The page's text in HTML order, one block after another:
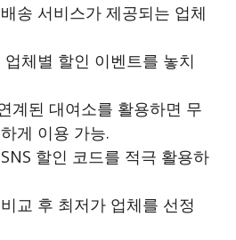
송 서비스가 제공되는 업체
체별 할인 이벤트를 놓치
계된 대여소를 활용하면 무
게 이용 가능.
할인 코드를 적극 활용하
교 후 최저가 업체를 선정